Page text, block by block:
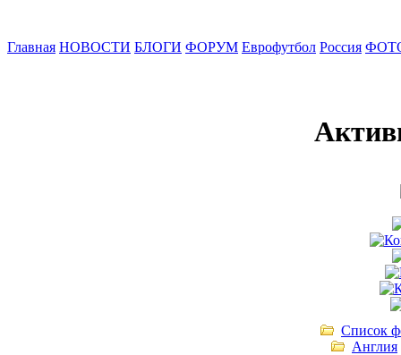
Главная НОВОСТИ БЛОГИ ФОРУМ Еврофутбол Россия
Список
Англия